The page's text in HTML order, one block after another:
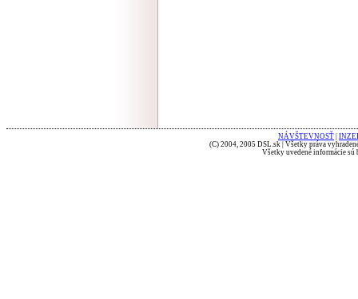
NÁVŠTEVNOSŤ
(C) 2004, 2005 DSL.sk | Všetky práva
Všetky uvedené informácie sú